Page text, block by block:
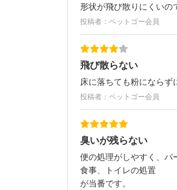
形状が飛び散りにくいの
投稿者：ペットゴー会員
飛び散らない
床に落ちても粉にならず
投稿者：ペットゴー会員
臭いが残らない
便の処理がしやすく、パ
食事、トイレの処置
が当番です。